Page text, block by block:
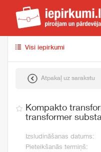
Visi iepirkumi
Atpakaļ uz sarakstu
Kompakto
transformer
Izsludināšanas datums:
Pieteikšanās termiņš: